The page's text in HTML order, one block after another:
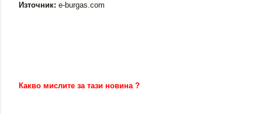
Източник: e-burgas.com
Какво мислите за тази новина ?